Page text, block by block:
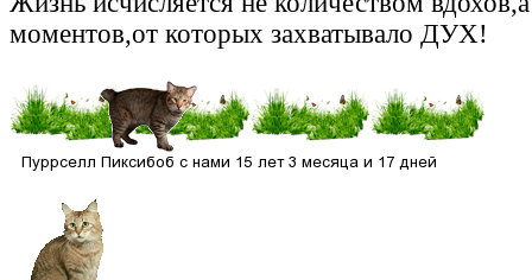
моментов,от которых захватывало ДУХ!